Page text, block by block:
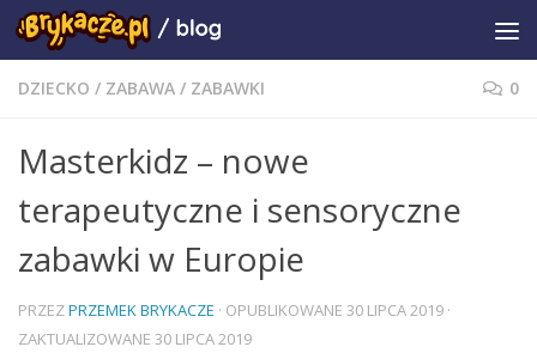
DZIECKO / ZABAWA / ZABAWKI 0
Masterkidz – nowe
terapeutyczne i sensoryczne
zabawki w Europie
PRZEZPRZEMEK BRYKACZE · OPUBLIKOWANE 30 LIPCA 2019 ·
ZAKTUALIZOWANE 30 LIPCA 2019